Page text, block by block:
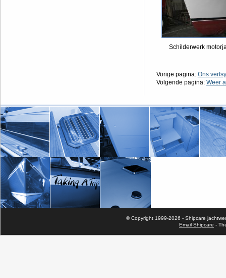
Schilderwerk
Vorige pagina: Ons
Volgende pagina: Weer
© Copyright 1999-2026 - Shipcare
Email Shipcare -